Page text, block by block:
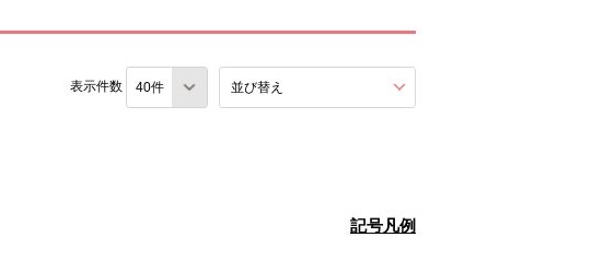
表示件数 並び替え
記号凡例